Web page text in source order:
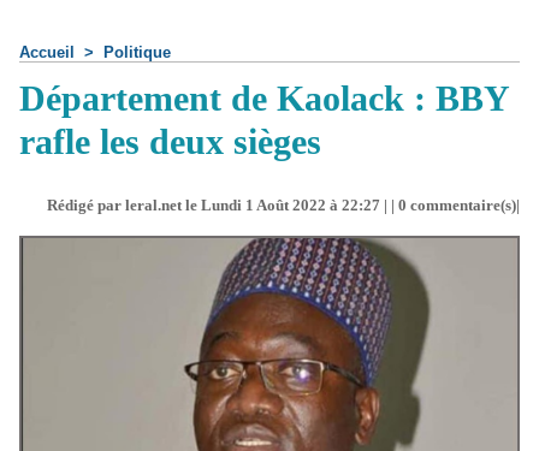
Accueil > Politique
Département de Kaolack : BBY
rafle les deux sièges
Rédigé par leral.net le Lundi 1 Août 2022 à 22:27 | | 0 commentaire(s)|